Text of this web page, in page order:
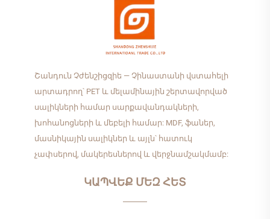
Շանդուն Չժենշիցզիե — Չինաստանի վստահելի
արտադրող՝ PET և մելամինային շերտավորված
սալիկների համար սարքավանդակների,
խոհանոցների և մեբելի համար: MDF, ֆաներ,
մասնիկային սալիկներ և այլն՝ հատուկ
չափսերով, մակերեսներով և վերջնամշակմամբ:
ԿԱՊՎԵՔ ՄԵԶ ՀԵՏ